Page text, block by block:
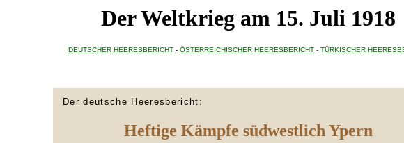
Der Weltkrieg am 15. Juli 1918
DEUTSCHER HEERESBERICHT - ÖSTERREICHISCHER HEERESBERICHT - TÜRKISCHER
Der deutsche Heeresbericht:
Heftige Kämpfe südwestlich Ypern